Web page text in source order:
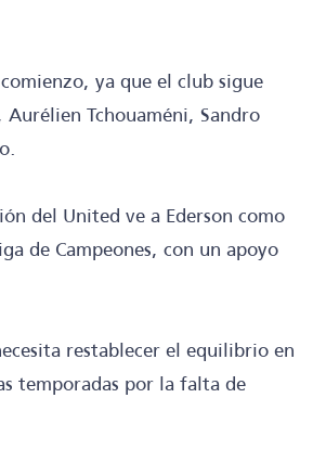
ya que el club sigue
Tchouaméni, Sandro
del United ve a Ederson como
de Campeones, con un apoyo
restablecer el equilibrio en
temporadas por la falta de